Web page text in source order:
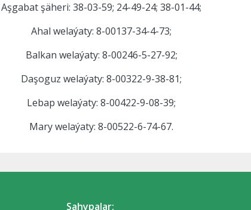
Aşgabat şäheri: 38-03-59; 24-49-24; 38-01-44;
Ahal welaýaty: 8-00137-34-4-73;
Balkan welaýaty: 8-00246-5-27-92;
Daşoguz welaýaty: 8-00322-9-38-81;
Lebap welaýaty: 8-00422-9-08-39;
Mary welaýaty: 8-00522-6-74-67.
Sahypalar: